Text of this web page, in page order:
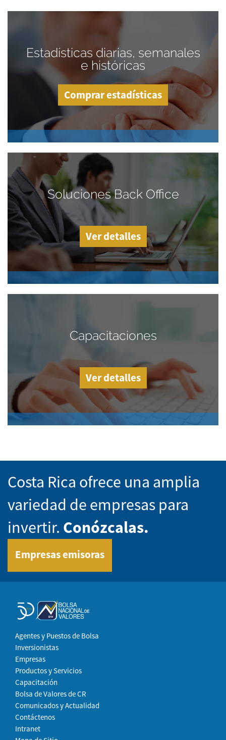
Estadísticas diarias, semanales
e históricas
Comprar estadísticas
Soluciones Back Office
Ver detalles
Capacitaciones
Ver detalles
Costa Rica ofrece una amplia
variedad de empresas para
invertir. Conózcalas.
Empresas emisoras
Agentes y Puestos de Bolsa
Inversionistas
Empresas
Productos y Servicios
Capacitación
Bolsa de Valores de CR
Comunicados y Actualidad
Contáctenos
Intranet